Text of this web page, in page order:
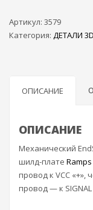
Артикул: 3579
Категория: ДЕТАЛИ
ОПИСАНИЕ
ОПИСАНИЕ
Механический
шилд-плате Ramps
провод к VCC «+»,
провод — к SIGNAL